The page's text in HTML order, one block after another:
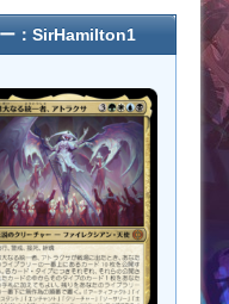
：SirHamilton1